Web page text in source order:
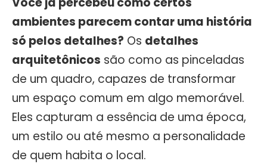
ambientes parecem contar uma história
só pelos detalhes? Os detalhes
arquitetônicos são como as pinceladas
de um quadro, capazes de transformar
um espaço comum em algo memorável.
Eles capturam a essência de uma época,
um estilo ou até mesmo a personalidade
de quem habita o local.